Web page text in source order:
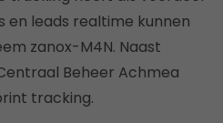
en leads realtime kunnen
zanox-M4N. Naast
Beheer Achmea
tracking.